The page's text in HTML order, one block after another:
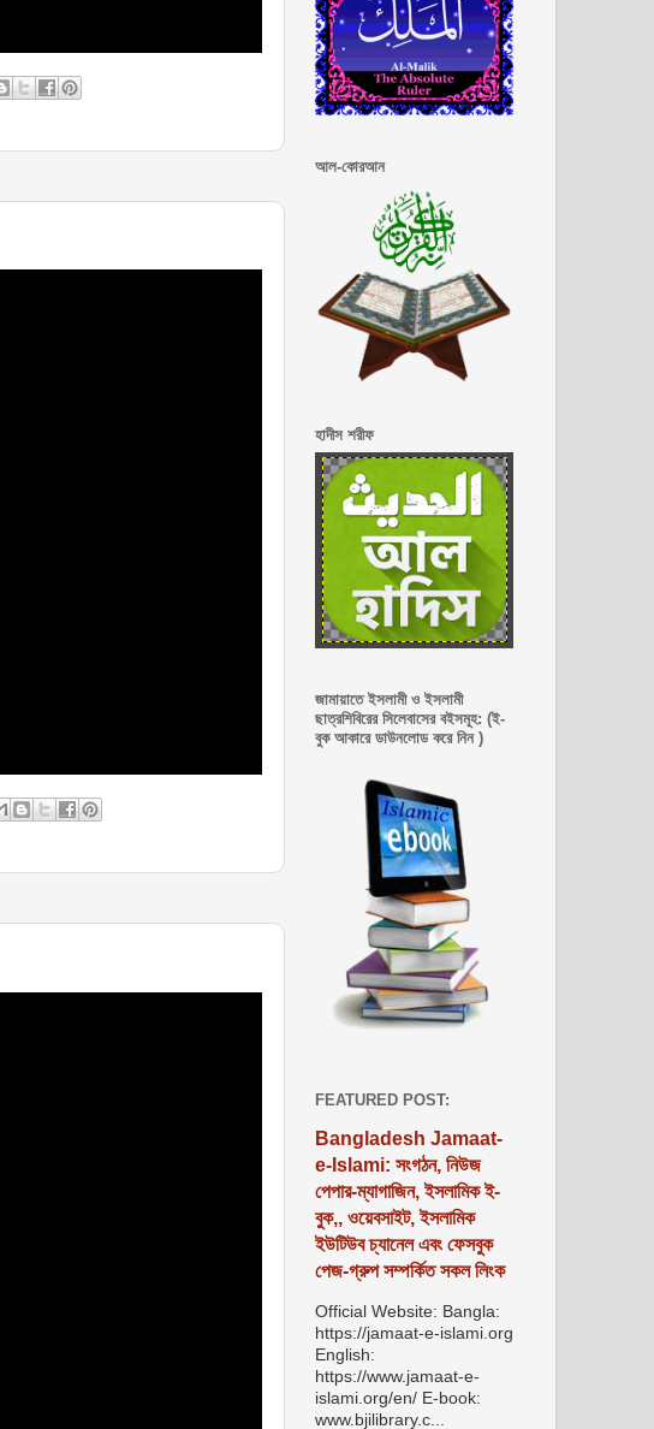
আল-কোরআন
হাদীস শরীফ
জামায়াতে ইসলামী ও ইসলামী
ছাত্রশিবিরের সিলেবাসের বইসমূহ: (ই-
বুক আকারে ডাউনলোড করে নিন )
FEATURED POST:
Bangladesh Jamaat-
e-Islami: সংগঠন, নিউজ
পেপার-ম্যাগাজিন, ইসলামিক ই-
বুক,, ওয়েবসাইট, ইসলামিক
ইউটিউব চ্যানেল এবং ফেসবুক
পেজ-গ্রুপ সম্পর্কিত সকল লিংক
Official Website: Bangla:
https://jamaat-e-islami.org
English:
https://www.jamaat-e-
islami.org/en/ E-book:
www.bjilibrary.c...